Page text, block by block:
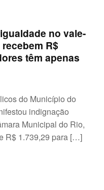
no vale-
R$
têm apenas
do Município do
indignação
Municipal do Rio,
R$ 1.739,29 para […]